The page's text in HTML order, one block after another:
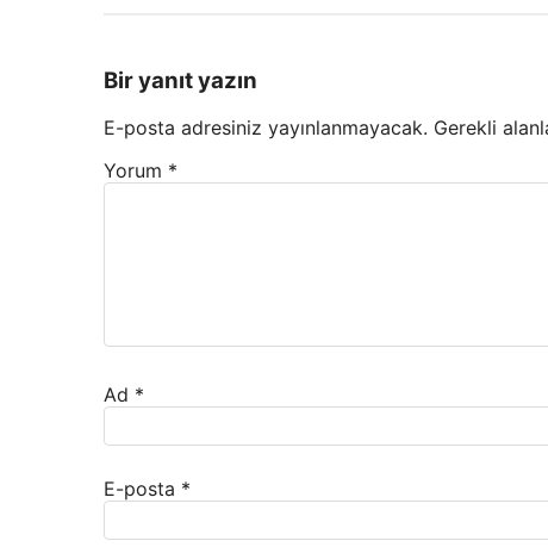
Bir yanıt yazın
E-posta adresiniz yayınlanmayacak. Gerekli
Yorum *
Ad *
E-posta *